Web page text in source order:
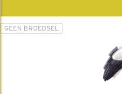
GEEN BROEDSEL